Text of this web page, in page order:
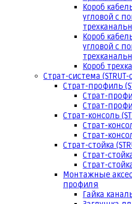
Короб
угловой с
Короб
угловой с
Короб
Страт-система
Страт-профиль
Страт-
Страт-
Страт-консоль
Страт-
Страт-
Страт-стойка
Страт-
Страт-
Монтажные
профиля
Гайка